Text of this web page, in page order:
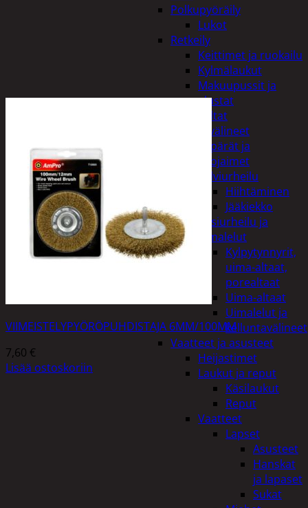
Polkupyöräily
Lukot
Retkeily
Keittimet ja ruokailu
Kylmälaukut
Makuupussit ja
alustat
Teltat
Urheiluvälineet
Kypärät ja
suojaimet
Talviurheilu
Hiihtäminen
Jääkiekko
Vesiurheilu ja
uimalelut
Kylpytynnyrit,
uima-altaat,
porealtaat
Uima-altaat
Uimalelut ja
kelluntavälineet
Vaatteet ja asusteet
Heijastimet
Laukut ja reput
Käsilaukut
Reput
Vaatteet
Lapset
Asusteet
Hanskat
ja lapaset
Sukat
VIIMEISTELYPYÖRÖPUHDISTAJA 6MM/100MM
7,60 €
Lisää ostoskoriin